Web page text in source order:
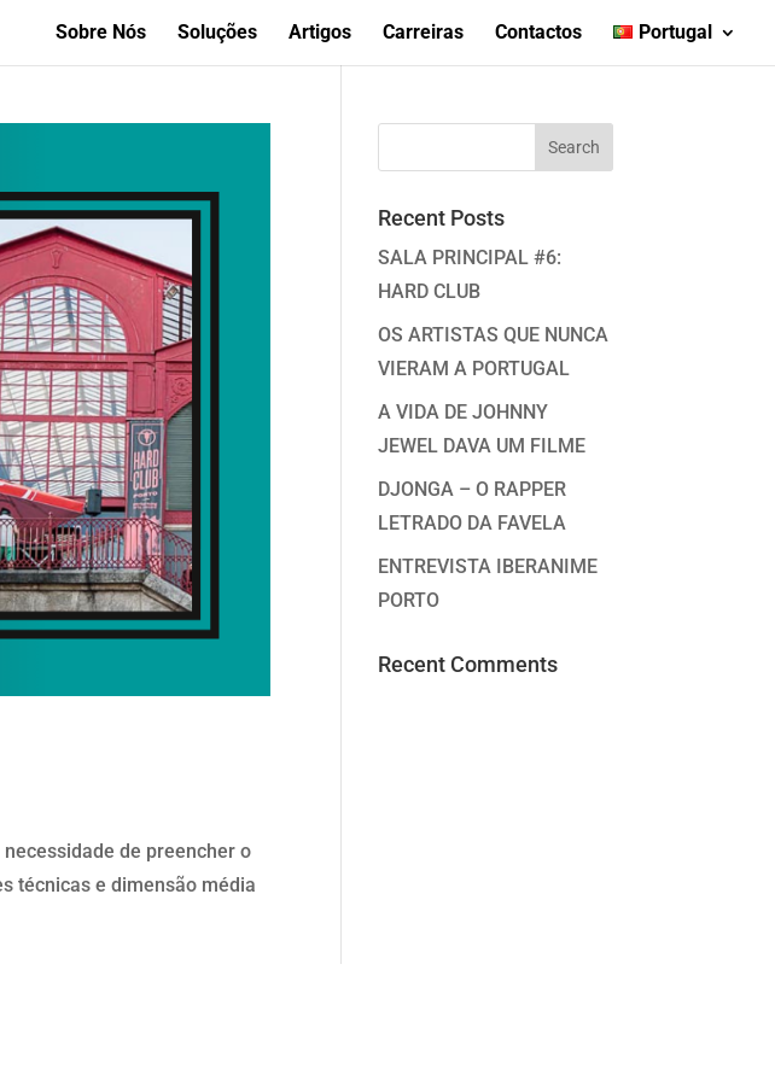
Sobre Nós Soluções Artigos Carreiras Contactos Portugal
de preencher o
técnicas e dimensão média
Recent Posts
SALA PRINCIPAL #6:
HARD CLUB
OS ARTISTAS QUE NUNCA
VIERAM A PORTUGAL
A VIDA DE JOHNNY
JEWEL DAVA UM FILME
DJONGA – O RAPPER
LETRADO DA FAVELA
ENTREVISTA IBERANIME
PORTO
Recent Comments